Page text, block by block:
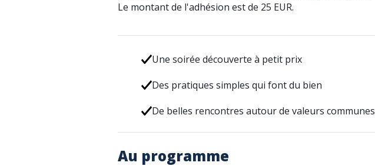
Le montant de l'adhésion est de 25 EUR.
Une soirée découverte à petit prix
Des pratiques simples qui font du bien
De belles rencontres autour de valeurs communes
Au programme